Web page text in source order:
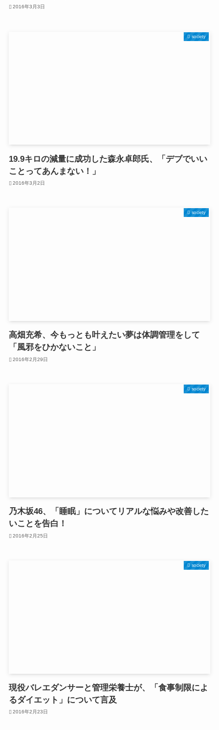
2016年3月3日
society
19.9キロの減量に成功した森永卓郎氏、「デブでいい
ことってあんまない！」
2016年3月2日
society
高畑充希、今もっとも叶えたい夢は体調管理をして
「風邪をひかないこと」
2016年2月29日
society
乃木坂46、「睡眠」についてリアルな悩みや改善した
いことを告白！
2016年2月25日
society
現役バレエダンサーと管理栄養士が、「食事制限によ
るダイエット」について言及
2016年2月23日